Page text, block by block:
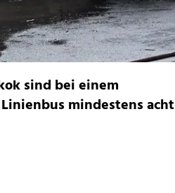
sind bei einem
mindestens acht